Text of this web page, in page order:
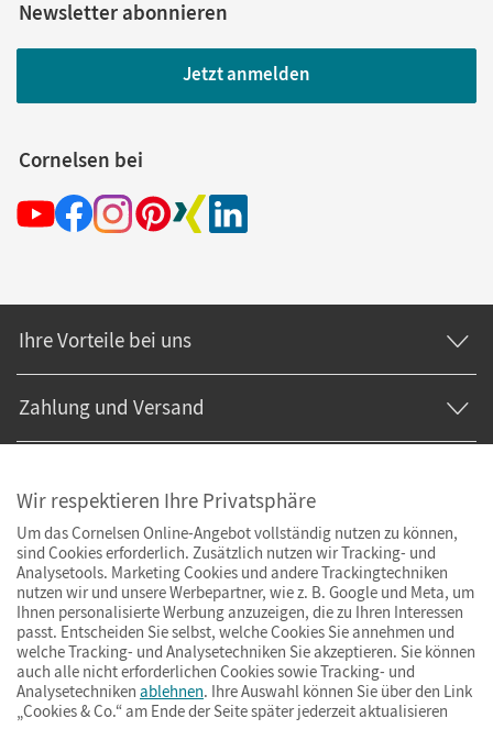
Newsletter abonnieren
Jetzt anmelden
Cornelsen bei
Ihre Vorteile bei uns
Zahlung und Versand
Wir respektieren Ihre Privatsphäre
Um das Cornelsen Online-Angebot vollständig nutzen zu können,
sind Cookies erforderlich. Zusätzlich nutzen wir Tracking- und
Analysetools. Marketing Cookies und andere Trackingtechniken
nutzen wir und unsere Werbepartner, wie z. B. Google und Meta, um
Ihnen personalisierte Werbung anzuzeigen, die zu Ihren Interessen
passt. Entscheiden Sie selbst, welche Cookies Sie annehmen und
welche Tracking- und Analysetechniken Sie akzeptieren. Sie können
auch alle nicht erforderlichen Cookies sowie Tracking- und
Analysetechniken ablehnen. Ihre Auswahl können Sie über den Link
„Cookies & Co.“ am Ende der Seite später jederzeit aktualisieren